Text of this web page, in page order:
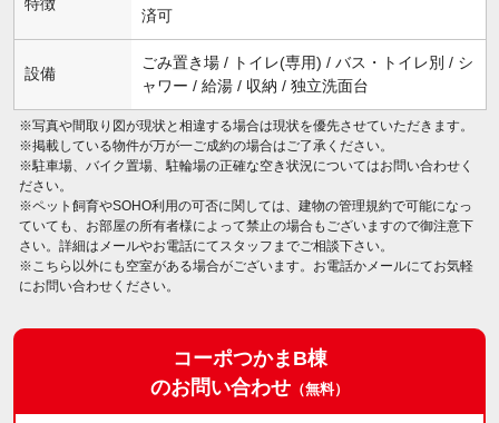
済可
設備
ごみ置き場 / トイレ(専用) / バス・トイレ別 / シ
ャワー / 給湯 / 収納 / 独立洗面台
※写真や間取り図が現状と相違する場合は現状を優先させていただきます。
※掲載している物件が万が一ご成約の場合はご了承ください。
※駐車場、バイク置場、駐輪場の正確な空き状況についてはお問い合わせく
ださい。
※ペット飼育やSOHO利用の可否に関しては、建物の管理規約で可能になっ
ていても、お部屋の所有者様によって禁止の場合もございますので御注意下
さい。詳細はメールやお電話にてスタッフまでご相談下さい。
※こちら以外にも空室がある場合がございます。お電話かメールにてお気軽
にお問い合わせください。
コーポつかまB棟
のお問い合わせ （無料）